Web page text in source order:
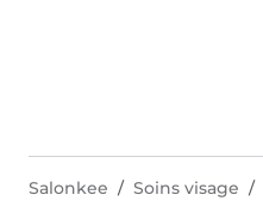
Salonkee Soins visage